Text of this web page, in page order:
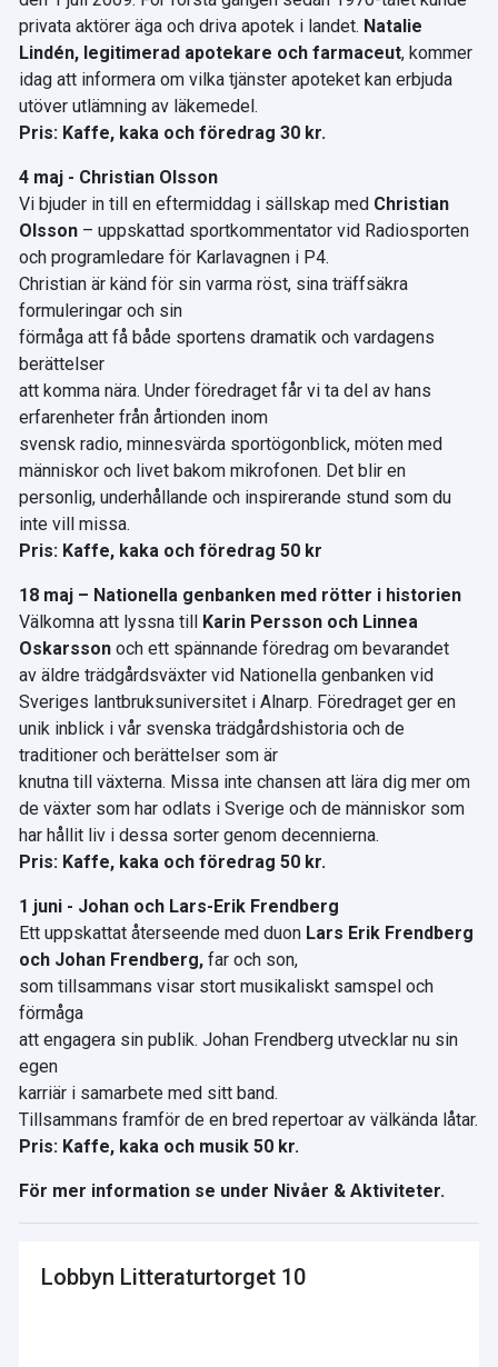
privata aktörer äga och driva apotek i landet. Natalie
Lindén, legitimerad apotekare och farmaceut, kommer
idag att informera om vilka tjänster apoteket kan erbjuda
utöver utlämning av läkemedel.
Pris: Kaffe, kaka och föredrag 30 kr.
4 maj - Christian Olsson
Vi bjuder in till en eftermiddag i sällskap med Christian
Olsson – uppskattad sportkommentator vid Radiosporten
och programledare för Karlavagnen i P4.
Christian är känd för sin varma röst, sina träffsäkra
formuleringar och sin
förmåga att få både sportens dramatik och vardagens
berättelser
att komma nära. Under föredraget får vi ta del av hans
erfarenheter från årtionden inom
svensk radio, minnesvärda sportögonblick, möten med
människor och livet bakom mikrofonen. Det blir en
personlig, underhållande och inspirerande stund som du
inte vill missa.
Pris: Kaffe, kaka och föredrag 50 kr
18 maj – Nationella genbanken med rötter i historien
Välkomna att lyssna till Karin Persson och Linnea
Oskarsson och ett spännande föredrag om bevarandet
av äldre trädgårdsväxter vid Nationella genbanken vid
Sveriges lantbruksuniversitet i Alnarp. Föredraget ger en
unik inblick i vår svenska trädgårdshistoria och de
traditioner och berättelser som är
knutna till växterna. Missa inte chansen att lära dig mer om
de växter som har odlats i Sverige och de människor som
har hållit liv i dessa sorter genom decennierna.
Pris: Kaffe, kaka och föredrag 50 kr.
1 juni - Johan och Lars-Erik Frendberg
Ett uppskattat återseende med duon Lars Erik Frendberg
och Johan Frendberg, far och son,
som tillsammans visar stort musikaliskt samspel och
förmåga
att engagera sin publik. Johan Frendberg utvecklar nu sin
egen
karriär i samarbete med sitt band.
Tillsammans framför de en bred repertoar av välkända låtar.
Pris: Kaffe, kaka och musik 50 kr.
För mer information se under Nivåer & Aktiviteter.
Lobbyn Litteraturtorget 10